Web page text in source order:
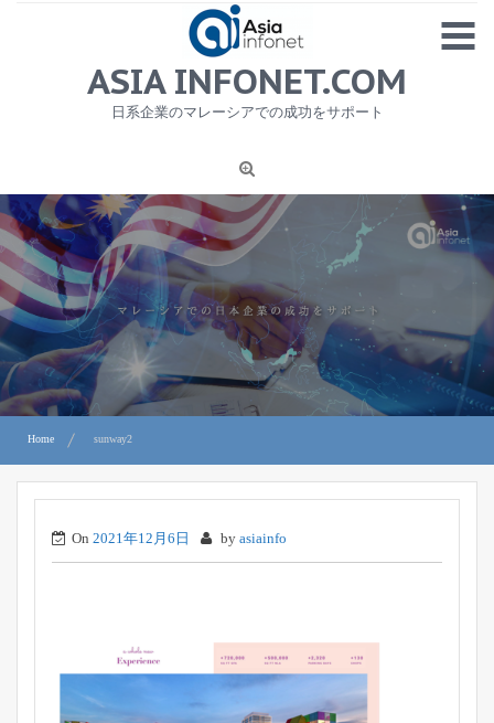
MENU
1
ニュース
労務サービス
プライバシーポリシー及び著作権について
お問合せ
ASIA INFONET.COM
日系企業のマレーシアでの成功をサポート
Home sunway2
On 2021年12月6日 by asiainfo